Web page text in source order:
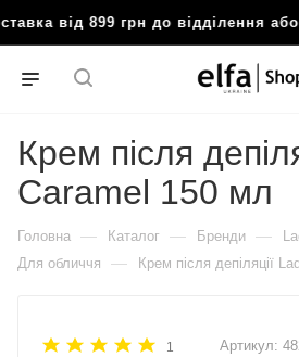
від 899 грн до відділення
Крем після
Caramel 150 мл
Головна — Каталог — Бренди —
Для обличчя — Крем після депіляції
1 Артикул: